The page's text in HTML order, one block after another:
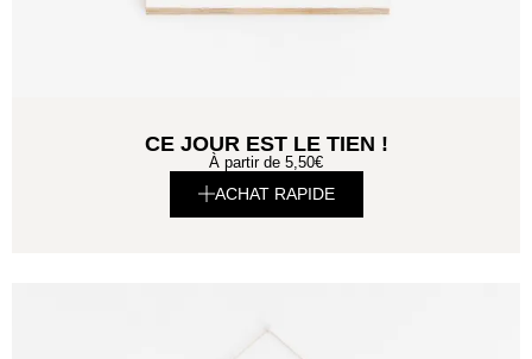
CE JOUR EST LE TIEN !
À partir de 5,50€
ACHAT RAPIDE